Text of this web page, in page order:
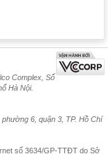
Complex, Số
Hà Nội.
6, quận 3, TP. Hồ Chí
số 3634/GP-TTĐT do Sở